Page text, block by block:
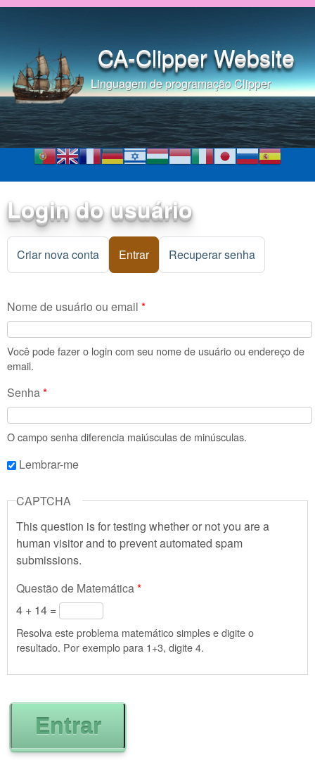
Pular para o conteúdo
CA-Clipper Website
Linguagem de programação Clipper
Login do usuário
Criar nova conta Entrar(aba ativa)
Recuperar senha
Nome de usuário ou email *
Você pode fazer o login com seu nome de usuário ou endereço de
email.
Senha*
O campo senha diferencia maiúsculas de minúsculas.
Lembrar-me
CAPTCHA
This question is for testing whether or not you are a
human visitor and to prevent automated spam
submissions.
Questão de Matemática*
4 + 14 =
Resolva este problema matemático simples e digite o
resultado. Por exemplo para 1+3, digite 4.